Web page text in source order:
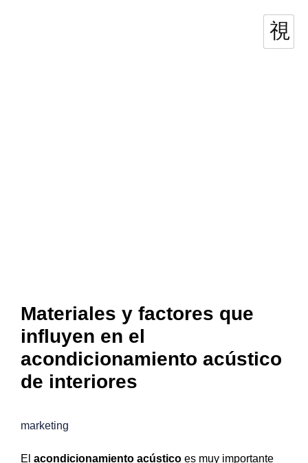
Materiales y factores que
influyen en el
acondicionamiento acústico
de interiores
marketing
El acondicionamiento acústico es muy importante